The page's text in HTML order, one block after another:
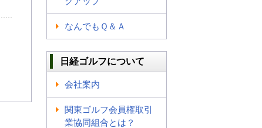
なんでもＱ＆Ａ
日経ゴルフについて
会社案内
関東ゴルフ会員権取引
業協同組合とは？